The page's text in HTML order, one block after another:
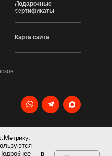
Подарочные
сертификаты
Карта сайта
— в